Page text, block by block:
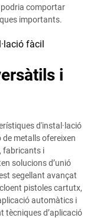
comportar
importants.
i
d'instal·lació
metalls ofereixen
fabricants i
solucions d’unió
segellant avançat
pistoles cartutx,
automàtics i
tècniques d’aplicació